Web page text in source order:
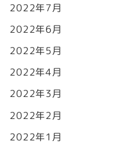
2022年7月
2022年6月
2022年5月
2022年4月
2022年3月
2022年2月
2022年1月